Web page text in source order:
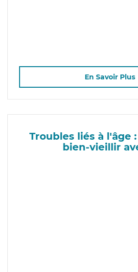
En Savoir Plus
Troubles liés à l'âge
bien-vieillir